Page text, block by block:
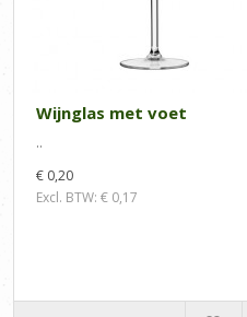
Wijnglas met voet
..
€ 0,20
Excl. BTW: € 0,17